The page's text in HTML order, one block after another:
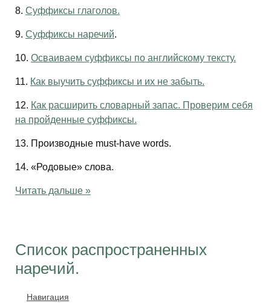
8. Суффиксы глаголов.
9. Суффиксы наречий.
10. Осваиваем суффиксы по английскому тексту.
11. Как выучить суффиксы и их не забыть.
12. Как расширить словарный запас. Проверим себя
на пройденные суффиксы.
13. Производные must-have words.
14. «Родовые» слова.
Читать дальше »
Список распространенных
наречий.
Навигация